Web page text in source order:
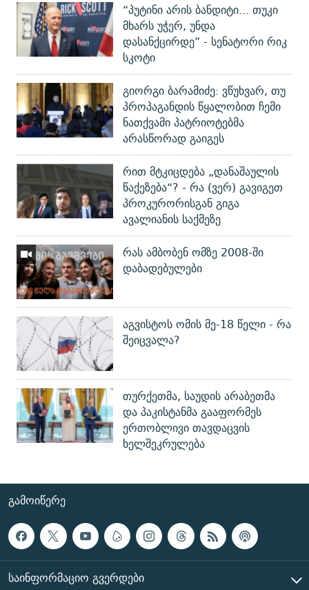
“პუტინი არის ბანდიტი... თუკი
მხარს უჭერ, უნდა
დასანქცირდე” - სენატორი რიკ
სკოტი
გიორგი ბარამიძე: ვწუხვარ, თუ
პროპაგანდის წყალობით ჩემი
ნათქვამი პატრიოტებმა
არასწორად გაიგეს
რით მტკიცდება „დანაშაულის
წაქეზება“? - რა (ვერ) გავიგეთ
პროკურორისგან გიგა
ავალიანის საქმეზე
რას ამბობენ ომზე 2008-ში
დაბადებულები
აგვისტოს ომის მე-18 წელი - რა
შეიცვალა?
თურქეთმა, საუდის არაბეთმა
და პაკისტანმა გააფორმეს
ერთობლივი თავდაცვის
ხელშეკრულება
ᲒᲐᲛᲝᲘᲬᲔᲠᲔ
ᲡᲐᲘᲜᲤᲝᲠᲛᲐᲪᲘᲝ ᲒᲕᲔᲠᲓᲔᲑᲘ